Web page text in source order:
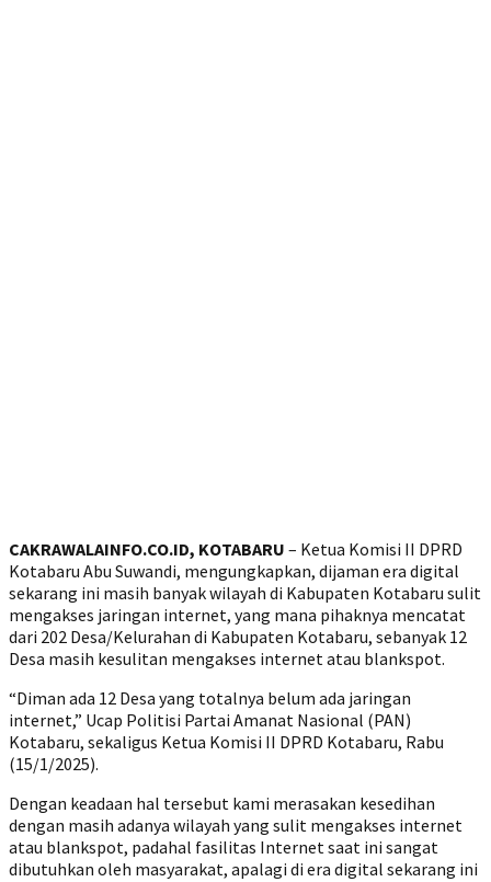
CAKRAWALAINFO.CO.ID, KOTABARU – Ketua Komisi II DPRD
Kotabaru Abu Suwandi, mengungkapkan, dijaman era digital
sekarang ini masih banyak wilayah di Kabupaten Kotabaru sulit
mengakses jaringan internet, yang mana pihaknya mencatat
dari 202 Desa/Kelurahan di Kabupaten Kotabaru, sebanyak 12
Desa masih kesulitan mengakses internet atau blankspot.
“Diman ada 12 Desa yang totalnya belum ada jaringan
internet,” Ucap Politisi Partai Amanat Nasional (PAN)
Kotabaru, sekaligus Ketua Komisi II DPRD Kotabaru, Rabu
(15/1/2025).
Dengan keadaan hal tersebut kami merasakan kesedihan
dengan masih adanya wilayah yang sulit mengakses internet
atau blankspot, padahal fasilitas Internet saat ini sangat
dibutuhkan oleh masyarakat, apalagi di era digital sekarang ini